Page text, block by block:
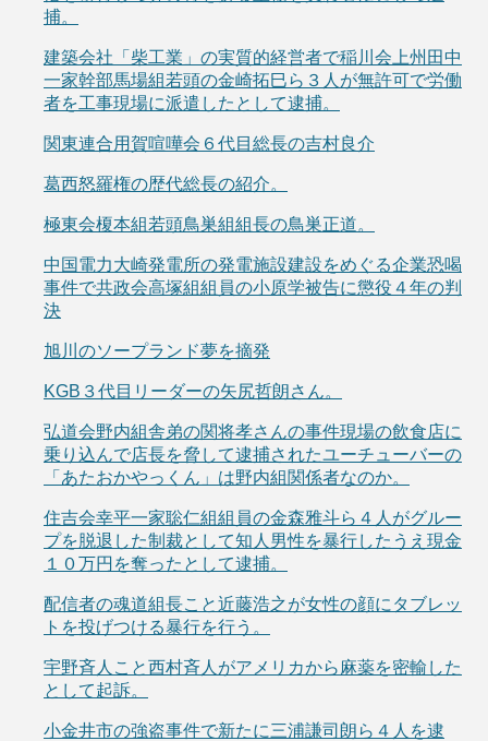
捕。
建築会社「柴工業」の実質的経営者で稲川会上州田中
一家幹部馬場組若頭の金崎拓巳ら３人が無許可で労働
者を工事現場に派遣したとして逮捕。
関東連合用賀喧嘩会６代目総長の吉村良介
葛西怒羅権の歴代総長の紹介。
極東会榎本組若頭鳥巣組組長の鳥巣正道。
中国電力大崎発電所の発電施設建設をめぐる企業恐喝
事件で共政会高塚組組員の小原学被告に懲役４年の判
決
旭川のソープランド夢を摘発
KGB３代目リーダーの矢尻哲朗さん。
弘道会野内組舎弟の関将孝さんの事件現場の飲食店に
乗り込んで店長を脅して逮捕されたユーチューバーの
「あたおかやっくん」は野内組関係者なのか。
住吉会幸平一家聡仁組組員の金森雅斗ら４人がグルー
プを脱退した制裁として知人男性を暴行したうえ現金
１０万円を奪ったとして逮捕。
配信者の魂道組長こと近藤浩之が女性の顔にタブレッ
トを投げつける暴行を行う。
宇野斉人こと西村斉人がアメリカから麻薬を密輸した
として起訴。
小金井市の強盗事件で新たに三浦謙司朗ら４人を逮